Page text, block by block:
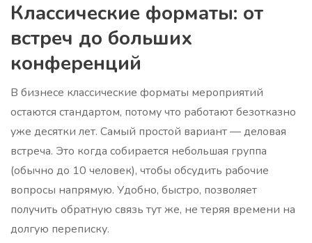
Классические форматы: от
встреч до больших
конференций
В бизнесе классические форматы мероприятий
остаются стандартом, потому что работают безотказно
уже десятки лет. Самый простой вариант — деловая
встреча. Это когда собирается небольшая группа
(обычно до 10 человек), чтобы обсудить рабочие
вопросы напрямую. Удобно, быстро, позволяет
получить обратную связь тут же, не теряя времени на
долгую переписку.